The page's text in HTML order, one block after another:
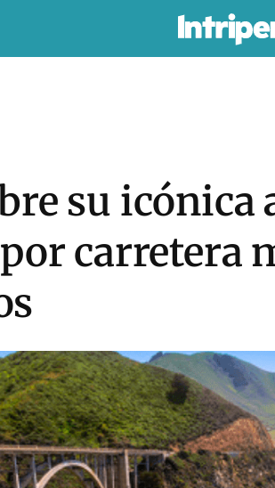
su icónica
carretera